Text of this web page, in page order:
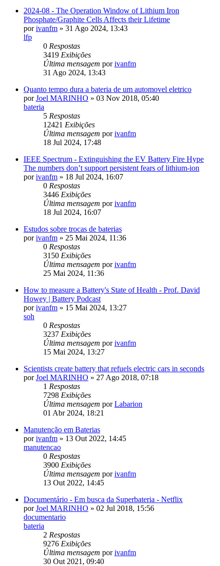
2024-08 - The Operation Window of Lithium Iron
Phosphate/Graphite Cells Affects their Lifetime
porivanfm » 31 Ago 2024, 13:43
lfp
0 Respostas
3419 Exibições
Última mensagem porivanfm
31 Ago 2024, 13:43
Quanto tempo dura a bateria de um automovel eletrico
porJoel MARINHO » 03 Nov 2018, 05:40
bateria
5 Respostas
12421 Exibições
Última mensagem porivanfm
18 Jul 2024, 17:48
IEEE Spectrum - Extinguishing the EV Battery Fire Hype
The numbers don’t support persistent fears of lithium-ion
porivanfm » 18 Jul 2024, 16:07
0 Respostas
3446 Exibições
Última mensagem porivanfm
18 Jul 2024, 16:07
Estudos sobre trocas de baterias
porivanfm » 25 Mai 2024, 11:36
0 Respostas
3150 Exibições
Última mensagem porivanfm
25 Mai 2024, 11:36
How to measure a Battery's State of Health - Prof. David
Howey | Battery Podcast
porivanfm » 15 Mai 2024, 13:27
soh
0 Respostas
3237 Exibições
Última mensagem porivanfm
15 Mai 2024, 13:27
Scientists create battery that refuels electric cars in seconds
porJoel MARINHO » 27 Ago 2018, 07:18
1 Respostas
7298 Exibições
Última mensagem porLabarion
01 Abr 2024, 18:21
Manutenção em Baterias
porivanfm » 13 Out 2022, 14:45
manutencao
0 Respostas
3900 Exibições
Última mensagem porivanfm
13 Out 2022, 14:45
Documentário - Em busca da Superbateria - Netflix
porJoel MARINHO » 02 Jul 2018, 15:56
documentario
bateria
2 Respostas
9276 Exibições
Última mensagem porivanfm
30 Out 2021, 09:40